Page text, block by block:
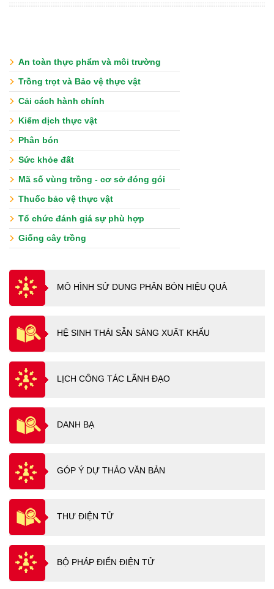
An toàn thực phẩm và môi trường
Trồng trọt và Bảo vệ thực vật
Cải cách hành chính
Kiểm dịch thực vật
Phân bón
Sức khỏe đất
Mã số vùng trồng - cơ sở đóng gói
Thuốc bảo vệ thực vật
Tổ chức đánh giá sự phù hợp
Giống cây trồng
MÔ HÌNH SỬ DUNG PHÂN BÓN HIỆU QUẢ
HỆ SINH THÁI SẴN SÀNG XUẤT KHẨU
LỊCH CÔNG TÁC LÃNH ĐẠO
DANH BẠ
GÓP Ý DỰ THẢO VĂN BẢN
THƯ ĐIỆN TỬ
BỘ PHÁP ĐIỂN ĐIỆN TỬ